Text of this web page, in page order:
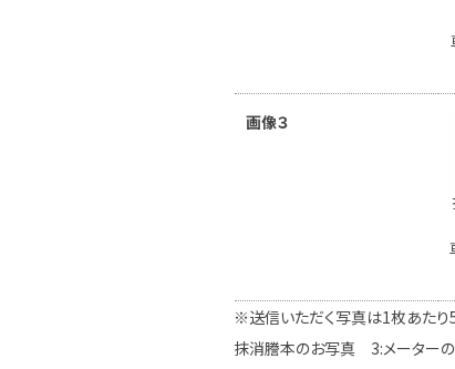
画像３
※送信いただく写真は1枚あたり
抹消謄本のお写真 3:メーター